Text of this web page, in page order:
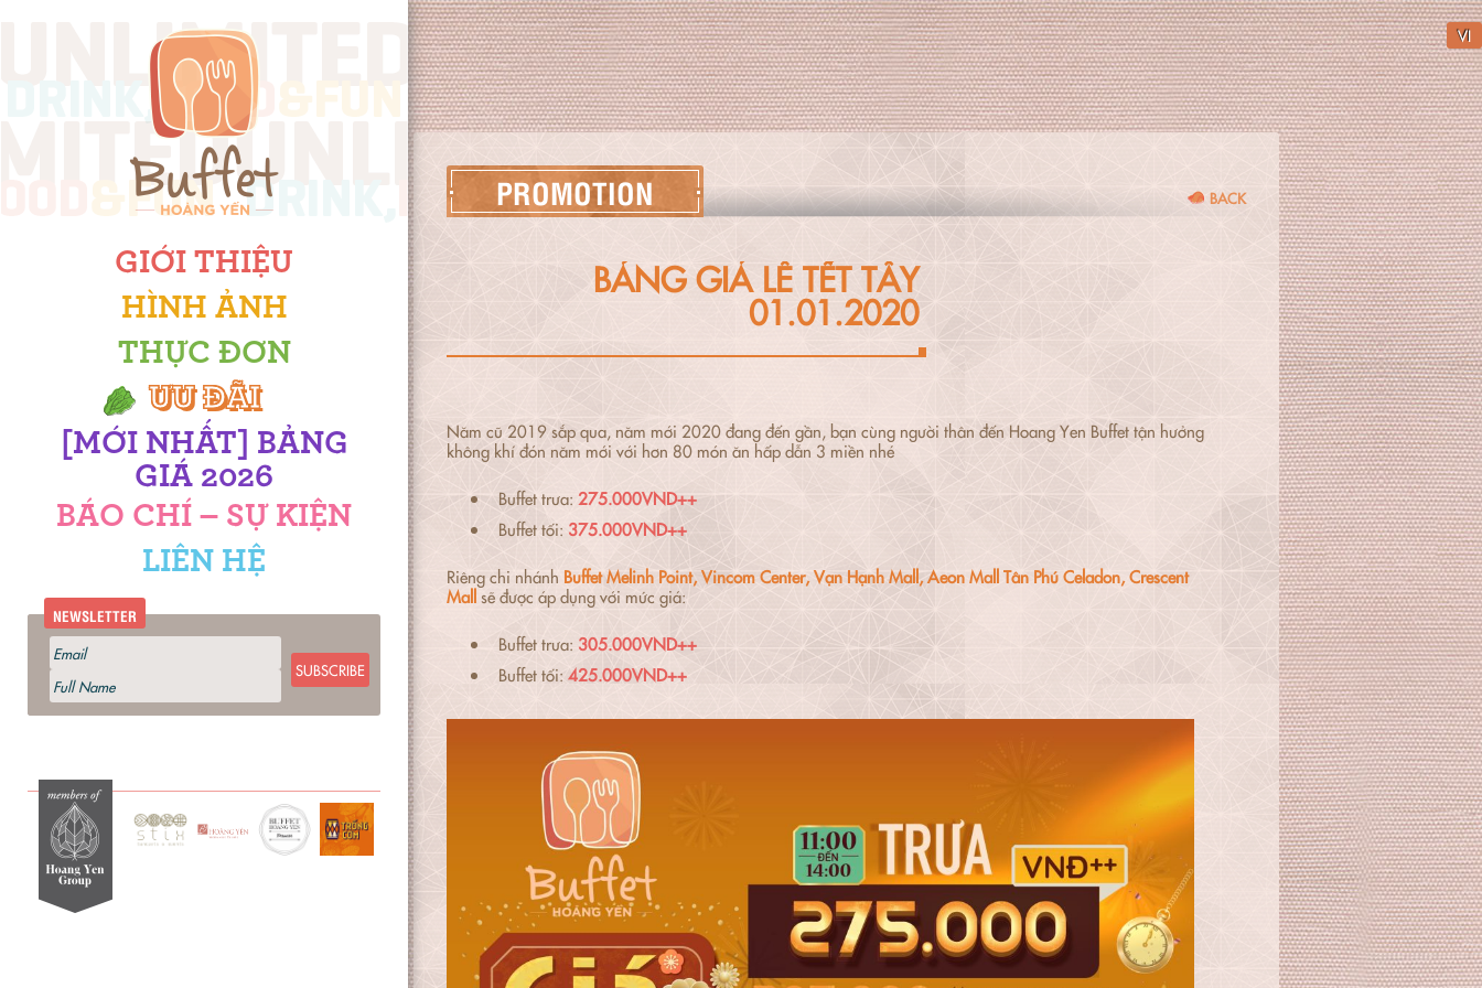
GIỚI THIỆU
HÌNH ẢNH
THỰC ĐƠN
ƯU ĐÃI
[MỚI NHẤT] BẢNG
GIÁ 2026
BÁO CHÍ – SỰ KIỆN
LIÊN HỆ
NEWSLETTER
SUBSCRIBE
VI
PROMOTION BACK
BẢNG GIÁ LỄ TẾT TÂY
01.01.2020
Năm cũ 2019 sắp qua, năm mới 2020 đang đến gần, bạn cùng người thân đến Hoang Yen Buffet tận hưởng
không khí đón năm mới với hơn 80 món ăn hấp dẫn 3 miền nhé
Buffet trưa: 275.000VND++
Buffet tối: 375.000VND++
Riêng chi nhánh Buffet Melinh Point, Vincom Center, Vạn Hạnh Mall, Aeon Mall Tân Phú Celadon, Crescent
Mallsẽ được áp dụng với mức giá:
Buffet trưa: 305.000VND++
Buffet tối: 425.000VND++